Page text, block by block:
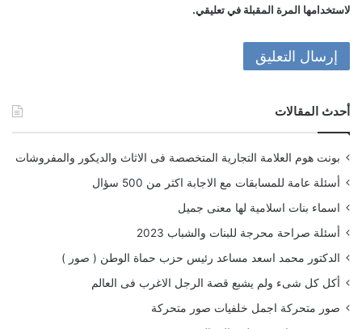
لاستخدامها المرة المقبلة في تعليقي.
أحدث المقالات
بونت هوم العلامة التجارية المتخصصة فى الاثاث والديكور والمفروشات
أسئلة عامة للمسابقات مع الاجابة اكثر من 500 سؤال
اسماء بنات اسلامية لها معنى جميل
أسئلة صراحة محرجة للبنات والشباب 2023
الدكتور محمد اسعد مساعد رئيس حزب حماة الوطن ( صور )
أكل كل شىء ولم يشبع قصة الرجل الاغرب فى العالم
صور متحركة اجمل خلفيات صور متحركة